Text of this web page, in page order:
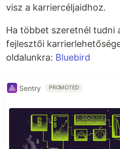
visz a karriercéljaidhoz.
Ha többet szeretnél tudni
fejlesztői
oldalunkra: Bluebird
Sentry PROMOTED